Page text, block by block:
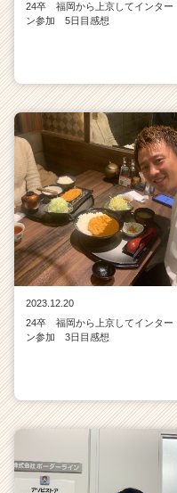
24卒 福岡から上京してインター
ン参加 5日目感想
2023.12.20
24卒 福岡から上京してインター
ン参加 3日目感想